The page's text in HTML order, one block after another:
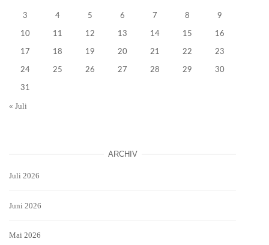
3 4 5 6 7 8 9
10 11 12 13 14 15 16
17 18 19 20 21 22 23
24 25 26 27 28 29 30
31
« Juli
ARCHIV
Juli 2026
Juni 2026
Mai 2026